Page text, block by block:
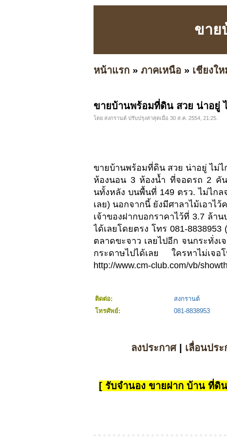
ขาย
หน้าแรก » ภาคเหนือ » เชียงใ
ขายบ้านพร้อมที่ดิน สวย น่าอยู่
โดย สงกรานต์ ปรับปรุงล่าสุดเมื่อ 30 ส.ค. 2554, 21:25.
ขายบ้านพร้อมที่ดิน สวย น่าอยู่ ไม่ไ
ห้องนอน 3 ห้องน้ำ ที่จอดรถ 2 คัน
นทั้งหลัง บนพื้นที่ 149 ตรว. ไม่ไกล
เลย) นอกจากนี้ ยังมีศาลาไม้เอาไ
เจ้าของฝากบอกราคาไว้ที่ 3.7 ล้า
ได้เลยโดยตรง โทร 081-
ตลาดขะจาว เลยไปอีก จนกระทั่งเ
กระดาษไปได้เลย ใครหาไม่เจ
http://www.cm-club.com/vb/
ติดต่อ: สงกรานต์
โทรศัพย์:
081-8838953
ลงประกาศ| เลื่อนปร
[ รับจำนอง ขายฝาก บ้าน ที่ดิ